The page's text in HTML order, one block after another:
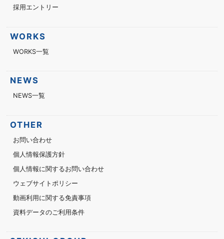
採用エントリー
WORKS
WORKS一覧
NEWS
NEWS一覧
OTHER
お問い合わせ
個人情報保護方針
個人情報に関するお問い合わせ
ウェブサイトポリシー
動画利用に関する免責事項
資料データのご利用条件